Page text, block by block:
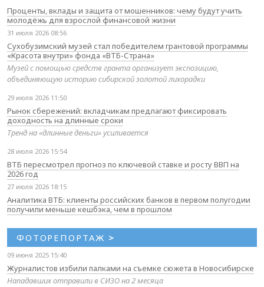
Проценты, вклады и защита от мошенников: чему будут учить
молодёжь для взрослой финансовой жизни
31 июля 2026 08:56
Сухобузимский музей стал победителем грантовой программы
«Красота внутри» фонда «ВТБ-Страна»
Музей с помощью средств гранта организует экспозицию,
объединяющую историю сибирской золотой лихорадки
29 июля 2026 11:50
Рынок сбережений: вкладчикам предлагают фиксировать
доходность на длинные сроки
Тренд на «длинные деньги» усиливается
28 июля 2026 15:54
ВТБ пересмотрел прогноз по ключевой ставке и росту ВВП на
2026 год
27 июля 2026 18:15
Аналитика ВТБ: клиенты российских банков в первом полугодии
получили меньше кешбэка, чем в прошлом
ФОТОРЕПОРТАЖ >
09 июня 2025 15:40
Журналистов избили палками на съемке сюжета в Новосибирске
Нападавших отправили в СИЗО на 2 месяца